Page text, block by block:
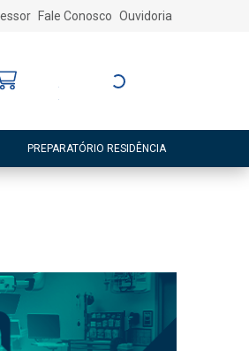
Fale Conosco Ouvidoria
Entre ou Cadastre-
PREPARATÓRIO RESIDÊNCIA